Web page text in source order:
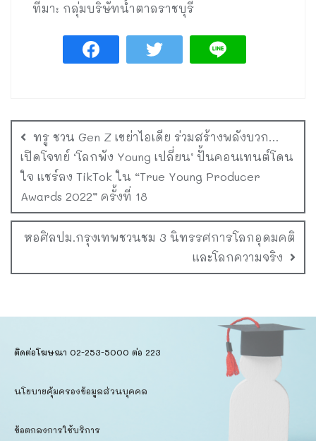
ที่มา: กลุ่มบริษัทน้ำตาลราชบุรี
ทรู ชวน Gen Z เขย่าไอเดีย ร่วมสร้างพลังบวก…
เปิดโจทย์ ‘โลกพัง Young เปลี่ยน’ ปั้นคอนเทนต์โดน
ใจ แชร์ลง TikTok ใน “True Young Producer
Awards 2022” ครั้งที่ 18
หอศิลปม.กรุงเทพชวนชม 3 นิทรรศการโลกอุดมคติ
และโลกความจริง
ติดต่อโฆษณา 02-253-5000​ ต่อ 223
นโยบายคุ้มครองข้อมูลส่วนบุคคล​
ข้อตกลงการใช้บริการ